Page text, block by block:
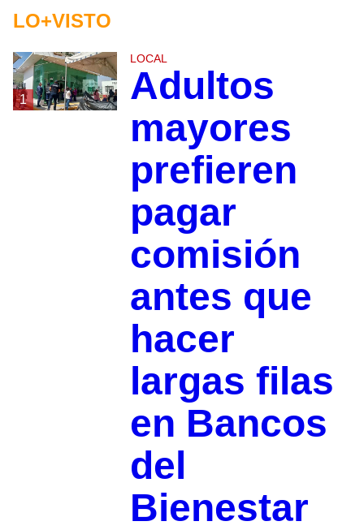
LO+VISTO
1
LOCAL
Adultos
mayores
prefieren
pagar
comisión
antes que
hacer
largas filas
en Bancos
del
Bienestar